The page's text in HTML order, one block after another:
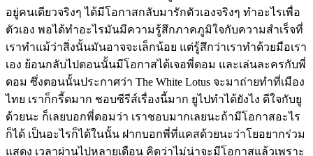
อยู่คนเดียวจริงๆ ได้มีโอกาสกลับมารักตัวเองจริงๆ ทำอะไรเพื่อ
ตัวเอง พอได้ทำอะไรมันมีความรู้สึกภาคภูมิใจกับความสำเร็จที่
เราทำแม้ว่าสิ่งนั้นมันอาจจะเล็กน้อย แต่รู้สึกว่าเราทำด้วยมือเรา
เอง ย้อนกลับไปตอนนั้นมีโอกาสได้เจอพี่ดอม และเล่นละครกับพี่
ดอม ซึ่งตอนนั้นประกาศว่า The White Lotus จะมาถ่ายทำที่เมือง
ไทย เราก็กรี้ดมาก ชอบซีรีส์เรื่องนี้มาก ยูไปทำได้ยังไง ดีใจกับยู
ด้วยนะ ก็เลยบอกพี่ดอมว่า เราชอบมากเลยนะถ้ามีโอกาสอะไร
ก็ได้ เป็นอะไรก็ได้ในนั้น ฝากบอกพี่ที่แคสด้วยนะว่าโยอยากร่วม
แสดง เวลาผ่านไปหลายเดือน คิดว่าไม่น่าจะมีโอกาสแล้วเพราะ